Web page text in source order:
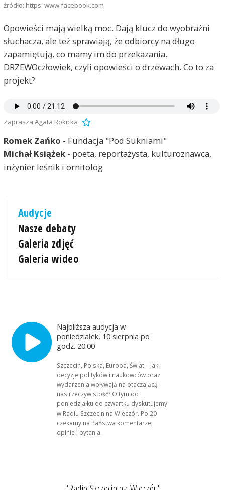
źródło: https: www.facebook.com
Opowieści mają wielką moc. Dają klucz do wyobraźni
słuchacza, ale też sprawiają, że odbiorcy na długo
zapamiętują, co mamy im do przekazania.
DRZEWOczłowiek, czyli opowieści o drzewach. Co to za
projekt?
Zaprasza Agata Rokicka
Romek Zańko - Fundacja "Pod Sukniami"
Michał Książek- poeta, reportażysta, kulturoznawca,
inżynier leśnik i ornitolog
Audycje
Nasze debaty
Galeria zdjęć
Galeria wideo
Najbliższa audycja w
poniedziałek, 10 sierpnia po
godz. 20:00
Szczecin, Polska, Europa, Świat – jak
decyzje polityków i naukowców oraz
wydarzenia wpływają na otaczającą
nas rzeczywistość? O tym od
poniedziałku do czwartku dyskutujemy
w Radiu Szczecin na Wieczór. Po 20
czekamy na Państwa komentarze,
opinie i pytania.